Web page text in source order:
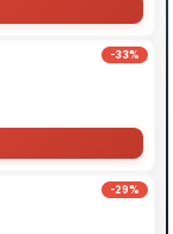
-33%
-29%